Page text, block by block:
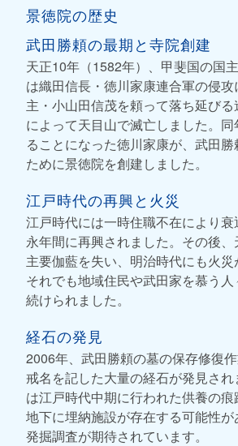
景徳院の歴史
武田勝頼の最期と寺院創建
天正10年（1582年）、甲斐国の国
は織田信長・徳川家康連合軍の侵
主・小山田信茂を頼って落ち延び
によって天目山で滅亡しました。
ることになった徳川家康が、武田勝
ために景徳院を創建しました。
江戸時代の再興と火災
江戸時代には一時住職不在により
永年間に再興されました。その後
主要伽藍を失い、明治時代にも火災
それでも地域住民や武田家を慕う
続けられました。
経石の発見
2006年、武田勝頼の墓の保存修復
戒名を記した大量の経石が発見さ
は江戸時代中期に行われた供養の痕
地下に埋納施設が存在する可能性
発掘調査が期待されています。